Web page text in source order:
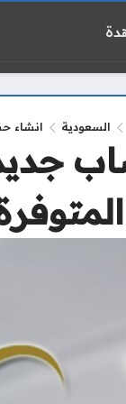
السعودية انشاء